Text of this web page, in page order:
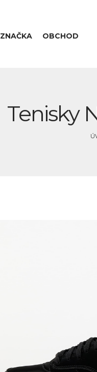
ZNAČKA OBCHOD
Tenisky